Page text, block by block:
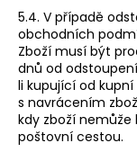
5.4. V případě
obchodních
Zboží musí být
dnů od
li kupující od
s navrácením
kdy zboží
poštovní cestou.